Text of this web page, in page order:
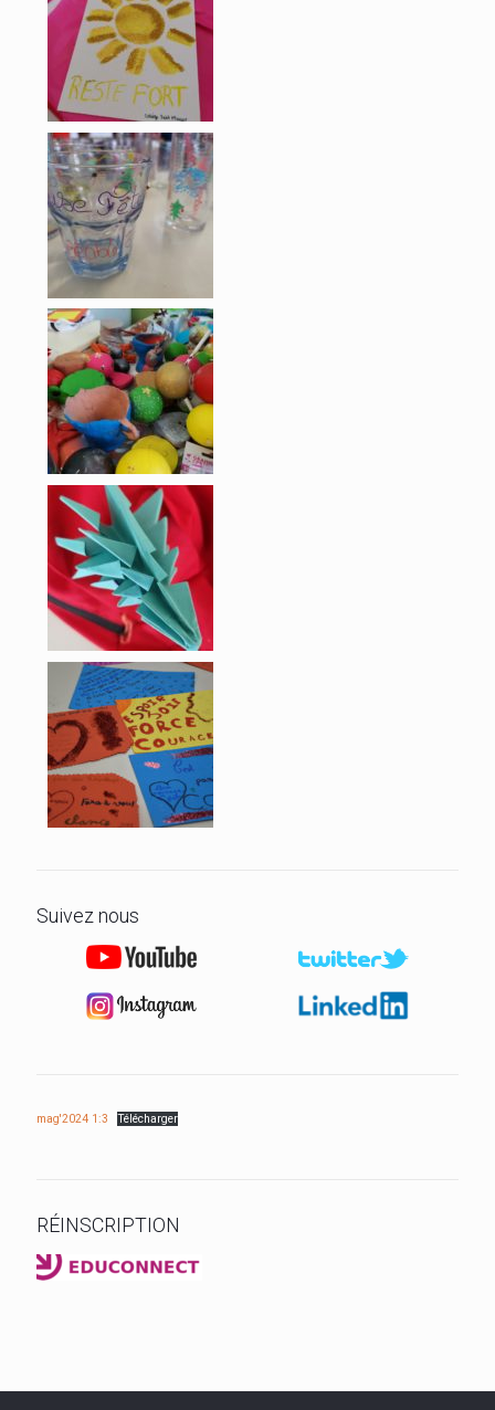
Suivez nous
mag'2024 1:3 Télécharger
RÉINSCRIPTION